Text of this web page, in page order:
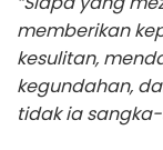
memberikan
kesulitan,
kegundahan,
tidak ia